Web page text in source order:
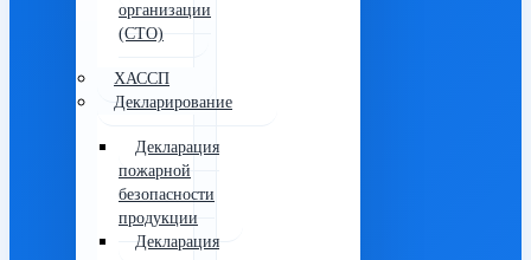
организации
(СТО)
ХАССП
Декларирование
Декларация
пожарной
безопасности
продукции
Декларация